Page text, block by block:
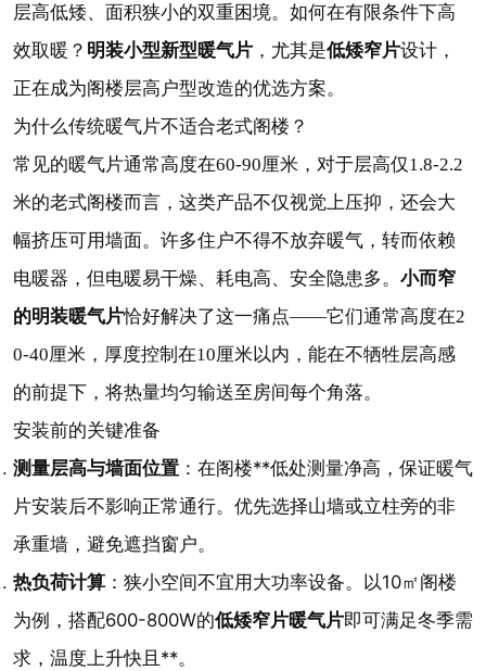
层高低矮、面积狭小的双重困境。如何在有限条件下高
效取暖？ 明装小型新型暖气片，尤其是低矮窄片设计，
正在成为阁楼层高户型改造的优选方案。
为什么传统暖气片不适合老式阁楼？
常见的暖气片通常高度在60-90厘米，对于层高仅1.8-2.2
米的老式阁楼而言，这类产品不仅视觉上压抑，还会大
幅挤压可用墙面。许多住户不得不放弃暖气，转而依赖
电暖器，但电暖易干燥、耗电高、安全隐患多。 小而窄
的明装暖气片恰好解决了这一痛点——它们通常高度在2
0-40厘米，厚度控制在10厘米以内，能在不牺牲层高感
的前提下，将热量均匀输送至房间每个角落。
安装前的关键准备
测量层高与墙面位置：在阁楼**低处测量净高，保证暖气
片安装后不影响正常通行。优先选择山墙或立柱旁的非
承重墙，避免遮挡窗户。
热负荷计算：狭小空间不宜用大功率设备。以10㎡阁楼
为例，搭配600-800W的低矮窄片暖气片即可满足冬季需
求，温度上升快且**。